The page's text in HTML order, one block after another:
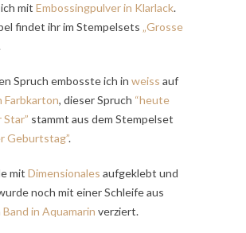
mit Embossingpulver in Klarlack.
findet ihr im Stempelsets „Grosse
Spruch embosste ich in weiss auf
Farbkarton, dieser Spruch “heute
stammt aus dem Stempelset
Geburtstag”.
mit Dimensionales aufgeklebt und
noch mit einer Schleife aus
Band in Aquamarin verziert.